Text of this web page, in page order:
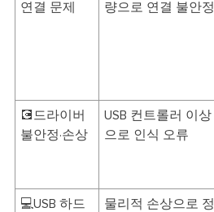
연결 문제
량으로 연결 불안정
💽드라이버
불안정·손상
USB 컨트롤러 이상
으로 인식 오류
💻USB 하드
물리적 손상으로 정